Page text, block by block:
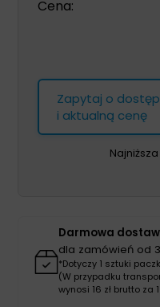
Cena:
Zapytaj o
i aktualną cenę
Darmowa
dla zamówień od
*Dotyczy 1 sztuki
(W przypadku
wynosi 16 zł brutto za